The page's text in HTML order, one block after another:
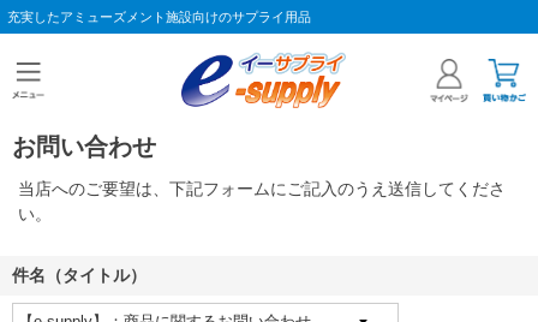
充実したアミューズメント施設向けのサプライ用品
お問い合わせ
当店へのご要望は、下記フォームにご記入のうえ送信してくださ
い。
件名（タイトル）